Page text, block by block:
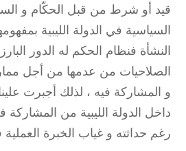
قيد أو شرط من قبل الحكّام و
السياسية في الدولة الليبية
النشأة فنظام الحكم له الدور
الصلاحيات من عدمها من أجل
و المشاركة فيه ، لذلك أجبرت
داخل الدولة الليبية من
رغم حداثته و غياب الخبرة